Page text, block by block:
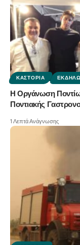
ΚΑΣΤΟΡΙΆ
Η Οργάνωση
Ποντιακής
1 Λεπτά Ανάγνωσης